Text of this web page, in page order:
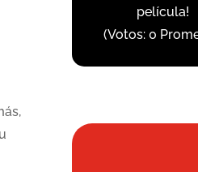
película!
(Votos:0